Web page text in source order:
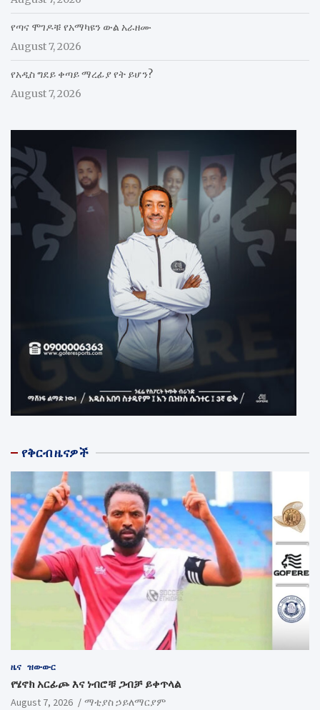
የጣና ሞገዶቹ የአማካዩን ውል አራዘሙ
August 7, 2026
የአዲስ ግደይ ቀጣይ ማረፊያ የት ይሆን?
August 7, 2026
የቅርብ ዜናዎች
ዜና ዝውውር
የሄኖክ አርፊጮ እና ነብሮቹ ጋብቻ ይቀጥላል
August 7, 2026 ማቲያስ ኃይለማርያም